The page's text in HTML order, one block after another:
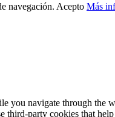
navegación. Acepto Más
navigate through the
third-party cookies that